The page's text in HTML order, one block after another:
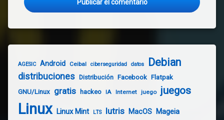
AGESIC Android Ceibal ciberseguridad datos Debian
distribuciones Distribución Facebook Flatpak
GNU/Linux gratis hackeo IA Internet juego juegos
Linux Linux Mint LTS lutris MacOS Mageia